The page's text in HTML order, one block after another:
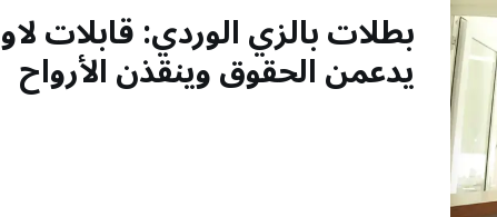
بطلات بالزي الوردي: قابلات لاو
يدعمن الحقوق وينقذن الأرواح